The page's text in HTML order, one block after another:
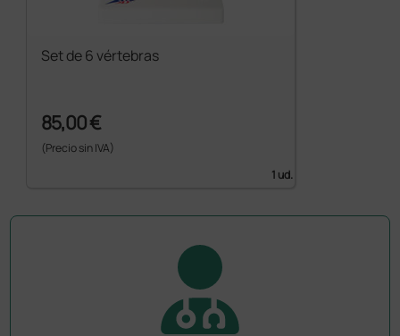
Set de 6 vértebras
85,00 €
(Precio sin IVA)
1 ud.